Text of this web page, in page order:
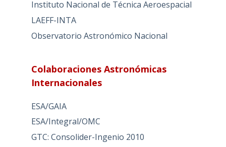
Instituto Nacional de Técnica Aeroespacial
LAEFF-INTA
Observatorio Astronómico Nacional
Colaboraciones Astronómicas
Internacionales
ESA/GAIA
ESA/Integral/OMC
GTC: Consolider-Ingenio 2010